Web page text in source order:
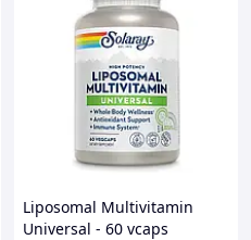
Liposomal Multivitamin
Universal - 60 vcaps